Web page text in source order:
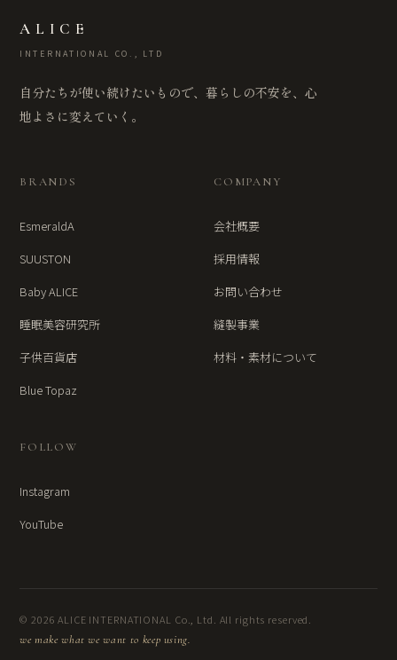
ALICE
INTERNATIONAL CO., LTD
自分たちが使い続けたいもので、暮らしの不安を、心
地よさに変えていく。
BRANDS
EsmeraldA
SUUSTON
Baby ALICE
睡眠美容研究所
子供百貨店
Blue Topaz
COMPANY
会社概要
採用情報
お問い合わせ
縫製事業
材料・素材について
FOLLOW
Instagram
YouTube
© 2026 ALICE INTERNATIONAL Co., Ltd. All rights reserved.
we make what we want to keep using.